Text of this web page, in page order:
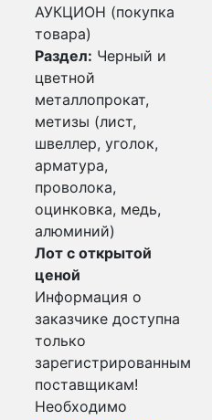
АУКЦИОН (покупка
товара)
Раздел: Черный и
цветной
металлопрокат,
метизы (лист,
швеллер, уголок,
арматура,
проволока,
оцинковка, медь,
алюминий)
Лот с открытой
ценой
Информация о
заказчике доступна
только
зарегистрированным
поставщикам!
Необходимо